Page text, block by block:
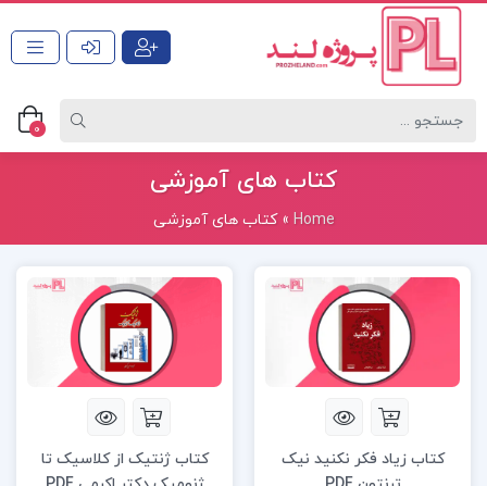
0
کتاب های آموزشی
Home
»کتاب های آموزشی
کتاب زیاد فکر نکنید نیک
کتاب ژنتیک از کلاسیک تا